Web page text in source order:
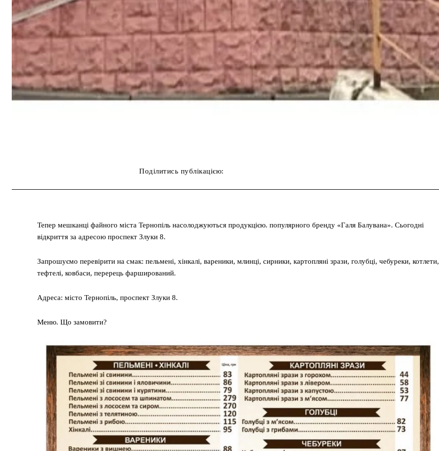
Поділитись публікацією:
Тепер мешканці файного міста Тернопіль насолоджуються продукцією. популярного бренду «Галя Балувана». Сьогодні
відкриття за адресою проспект Злуки 8.
Запрошуємо перевірити на смак: пельмені, хінкалі, вареники, млинці, сирники, картопляні зрази, голубці, чебуреки, котлети,
тефтелі, ковбаси, перерець фарширований.
Адреса: місто Тернопіль, проспект Злуки 8.
Меню. Що замовити?